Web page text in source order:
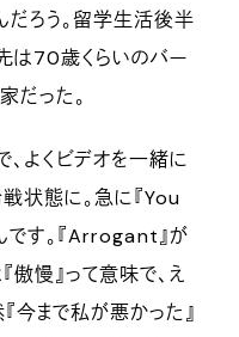
だろう。留学生活後半
は70歳くらいのバー
だった。
、よくビデオを一緒に
状態に。急に『You
す。『Arrogant』が
傲慢』って意味で、え
今まで私が悪かった』